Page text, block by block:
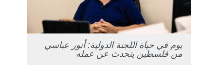
يوم في حياة اللجنة الدولية: أنور عباسي
من فلسطين يتحدث عن عمله